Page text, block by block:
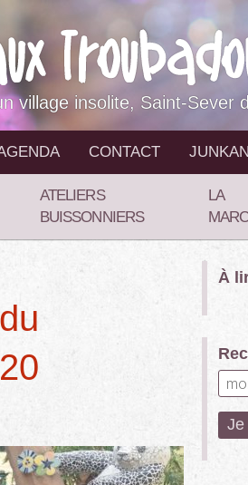
village insolite, Saint-Sever
CONTACT
ATELIERS
BUISSONNIERS
LA
À